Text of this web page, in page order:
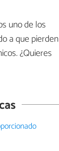
uno de los
a que pierden
¿Quieres